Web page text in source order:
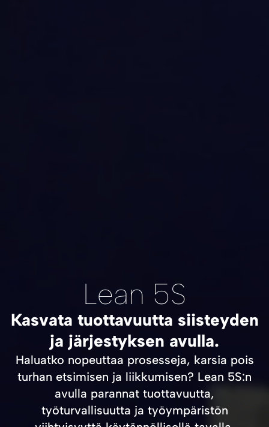
Lean 5S
Kasvata tuottavuutta siisteyden
ja järjestyksen avulla.
Haluatko nopeuttaa prosesseja, karsia pois
turhan etsimisen ja liikkumisen? Lean 5S:n
avulla parannat tuottavuutta,
työturvallisuutta ja työympäristön